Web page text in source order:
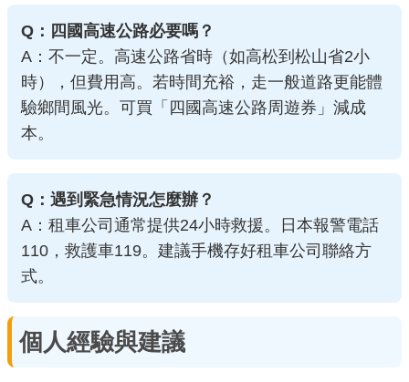
Q：四國高速公路必要嗎？
A：不一定。高速公路省時（如高松到松山省2小
時），但費用高。若時間充裕，走一般道路更能體
驗鄉間風光。可買「四國高速公路周遊券」減成
本。
Q：遇到緊急情況怎麼辦？
A：租車公司通常提供24小時救援。日本報警電話
110，救護車119。建議手機存好租車公司聯絡方
式。
個人經驗與建議